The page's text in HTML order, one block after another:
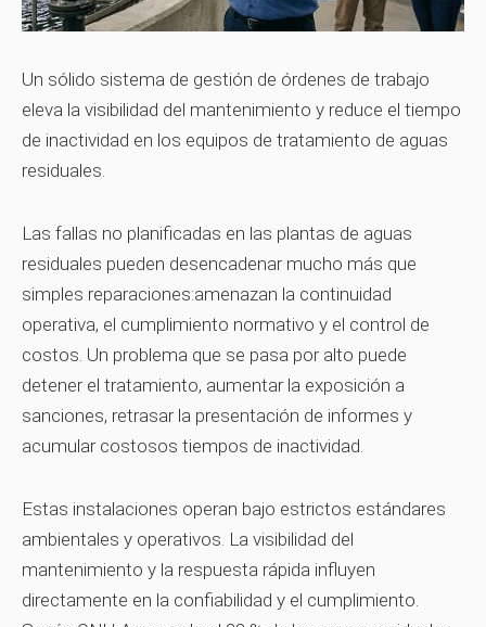
Un sólido sistema de gestión de órdenes de trabajo
eleva la visibilidad del mantenimiento y reduce el tiempo
de inactividad en los equipos de tratamiento de aguas
residuales.
Las fallas no planificadas en las plantas de aguas
residuales pueden desencadenar mucho más que
simples reparaciones:amenazan la continuidad
operativa, el cumplimiento normativo y el control de
costos. Un problema que se pasa por alto puede
detener el tratamiento, aumentar la exposición a
sanciones, retrasar la presentación de informes y
acumular costosos tiempos de inactividad.
Estas instalaciones operan bajo estrictos estándares
ambientales y operativos. La visibilidad del
mantenimiento y la respuesta rápida influyen
directamente en la confiabilidad y el cumplimiento.